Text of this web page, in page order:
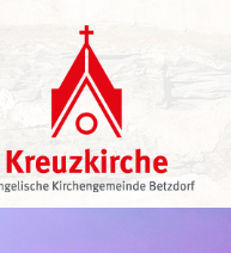
Navigation
überspringen